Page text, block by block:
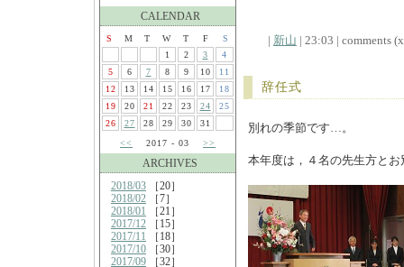
CALENDAR
S M T W T F
S
1
2 3
4
5
6 7 8 9 10
11
12
13 14 15 16 17
18
19
20 21 22 23 24
25
26
27 28 29 30
31
<<
2017 - 03 >>
ARCHIVES
2018/03 ［20］
2018/02 ［7］
2018/01 ［21］
2017/12 ［15］
2017/11 ［18］
2017/10 ［30］
2017/09 ［32］
| 新山 | 23:03 | comments
辞任式
別れの季節です…。
本年度は，４名の先生方と